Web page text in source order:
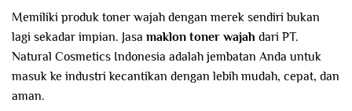
Memiliki produk toner wajah dengan merek sendiri bukan
lagi sekadar impian. Jasa maklon toner wajah dari PT.
Natural Cosmetics Indonesia adalah jembatan Anda untuk
masuk ke industri kecantikan dengan lebih mudah, cepat, dan
aman.